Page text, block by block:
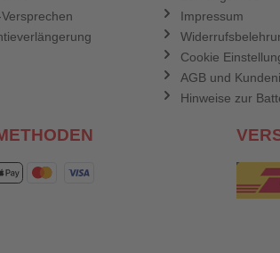
Impressum
Cookie
AGB und
Hinweise zur